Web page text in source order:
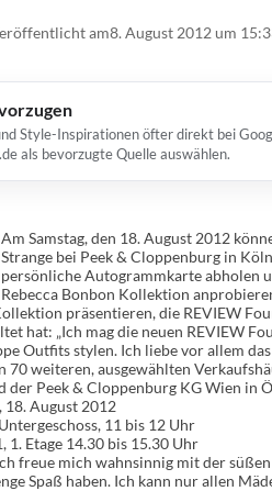
am8. August 2012 um
Style-Inspirationen öfter direkt bei
als bevorzugte Quelle auswählen.
Am Samstag, den 18. August 2012
Strange bei Peek & Cloppenburg in
persönliche Autogrammkarte abholen
Rebecca Bonbon Kollektion
präsentieren, die REVIEW
hat: „Ich mag die neuen REVIEW
Outfits stylen. Ich liebe vor allem
weiteren, ausgewählten
der Peek & Cloppenburg KG Wien in
18. August 2012
11 bis 12 Uhr
Etage 14.30 bis 15.30 Uhr
freue mich wahnsinnig mit der
Spaß haben. Ich kann nur allen